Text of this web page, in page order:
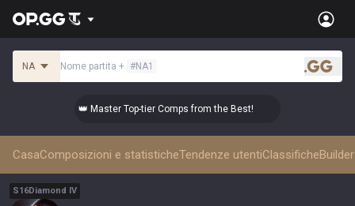
NA Nome partita + #NA1
.gg
👑 Master Top-tier Comps from the Best!
CasaComposizioni e statisticheTendenze utentiClassifiche
S16Diamond IV